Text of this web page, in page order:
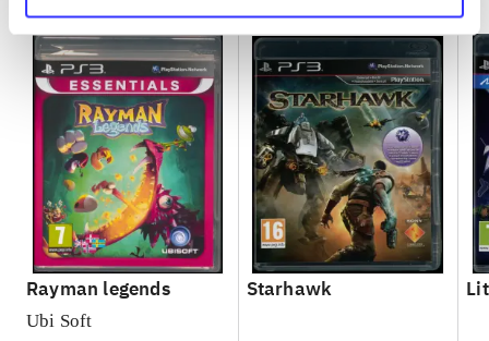
Rayman legends
Ubi Soft
Starhawk